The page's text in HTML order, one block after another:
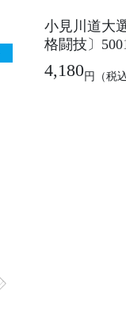
小見川道大
格闘技〕
4,180円 （税